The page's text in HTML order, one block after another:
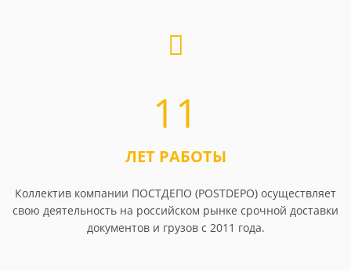
11
ЛЕТ РАБОТЫ
Коллектив компании ПОСТДЕПО (POSTDEPO) осуществляет
свою деятельность на российском рынке срочной доставки
документов и грузов с 2011 года.